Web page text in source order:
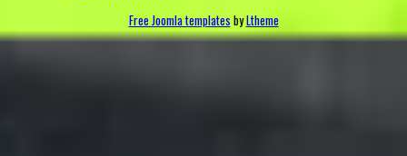
Free Joomla templates byLtheme